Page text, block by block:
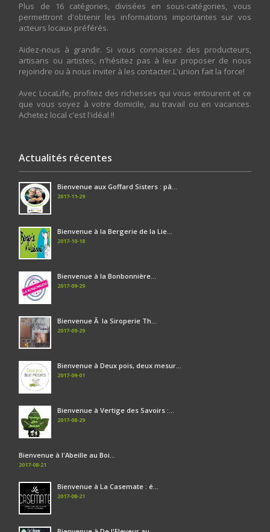
Plus de 16 catégories, divisées en sous-catégories, vous
permettront d'obtenir les informations importantes sur vos
acteurs locaux préférés.
Aidez-nous à grandir. Si vous connaissez des producteurs,
artisans ou artistes, n'hésitez pas à leur proposer de nous
rejoindre ou à nous inviter à les contacter.L'union fait la force!
Avec LocaLife, profitez des richesses qui vous entourent et ce
que vous soyez à votre domicile, au travail ou en vacances.
Achetez local c'est l'idéal !!
Actualités récentes
Bienvenue aux Goffard Sisters : pâ...
2017-11-29
Bienvenue à la Bergerie de la Lie...
2017-10-18
Bienvenue à la Bonbonnière...
2017-09-29
Bienvenue Ã la Siroperie Th...
2017-09-29
Bienvenue à Deux pois, deux mesur...
2017-09-01
Bienvenue à Vertige des Savoirs :...
2017-08-29
Bienvenue à l'Abeille au Boi...
2017-08-21
Bienvenue à La Casemate : é...
2017-08-21